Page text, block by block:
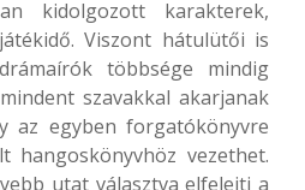
kidolgozott karakterek,
Viszont hátulütői is
többsége mindig
szavakkal akarjanak
az egyben forgatókönyvre
hangoskönyvhöz vezethet.
utat választva elfelejti a